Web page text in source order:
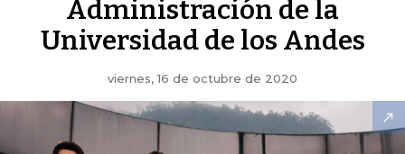
Administración de la
Universidad de los Andes
viernes, 16 de octubre de 2020